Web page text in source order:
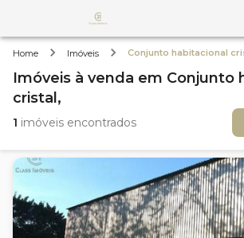
Home Imóveis Conjunto habitacional
Imóveis à venda em Conjunto
cristal,
1 imóveis encontrados